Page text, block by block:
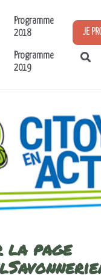
Programme
2018
Programme
2019
JE
la page